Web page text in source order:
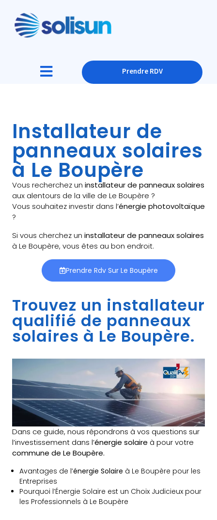
Prendre RDV
Installateur de
panneaux solaires
à Le Boupère
Vous recherchez un installateur de panneaux solaires
aux alentours de la ville de Le Boupère ?
Vous souhaitez investir dans l’énergie photovoltaïque
?
Si vous cherchez un installateur de panneaux solaires
à Le Boupère, vous êtes au bon endroit.
Prendre Rdv Sur Le Boupère
Trouvez un installateur
qualifié de panneaux
solaires à Le Boupère.
Dans ce guide, nous répondrons à vos questions sur
l’investissement dans l’énergie solaire à pour votre
commune de Le Boupère.
Avantages de l’énergie Solaire à Le Boupère pour les
Entreprises
Pourquoi l’Énergie Solaire est un Choix Judicieux pour
les Professionnels à Le Boupère